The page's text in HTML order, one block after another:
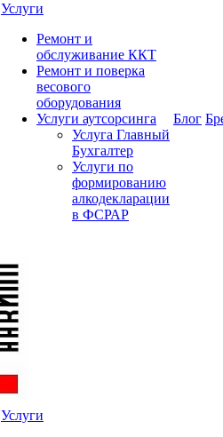
Услуги
Ремонт и
обслуживание ККТ
Ремонт и поверка
весового
оборудования
Услуги аутсорсинга
Услуга Главный
Бухгалтер
Услуги по
формированию
алкодекларации
в ФСРАР
Блог
Услуги